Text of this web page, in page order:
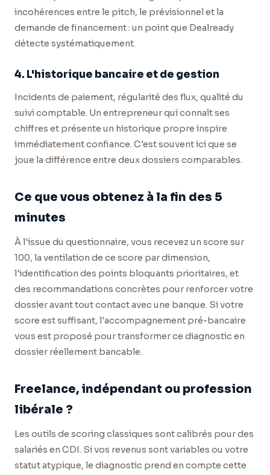
incohérences entre le pitch, le prévisionnel et la
demande de financement : un point que Dealready
détecte systématiquement.
4. L'historique bancaire et de gestion
Incidents de paiement, régularité des flux, qualité du
suivi comptable. Un entrepreneur qui connaît ses
chiffres et présente un historique propre inspire
immédiatement confiance. C'est souvent ici que se
joue la différence entre deux dossiers comparables.
Ce que vous obtenez à la fin des 5
minutes
À l'issue du questionnaire, vous recevez un score sur
100, la ventilation de ce score par dimension,
l'identification des points bloquants prioritaires, et
des recommandations concrètes pour renforcer votre
dossier avant tout contact avec une banque. Si votre
score est suffisant, l'accompagnement pré-bancaire
vous est proposé pour transformer ce diagnostic en
dossier réellement bancable.
Freelance, indépendant ou profession
libérale ?
Les outils de scoring classiques sont calibrés pour des
salariés en CDI. Si vos revenus sont variables ou votre
statut atypique, le diagnostic prend en compte cette